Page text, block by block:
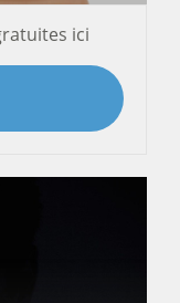
ici